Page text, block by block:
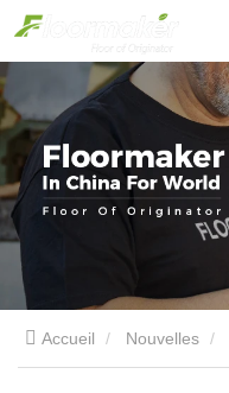
Accueil Nouvelles